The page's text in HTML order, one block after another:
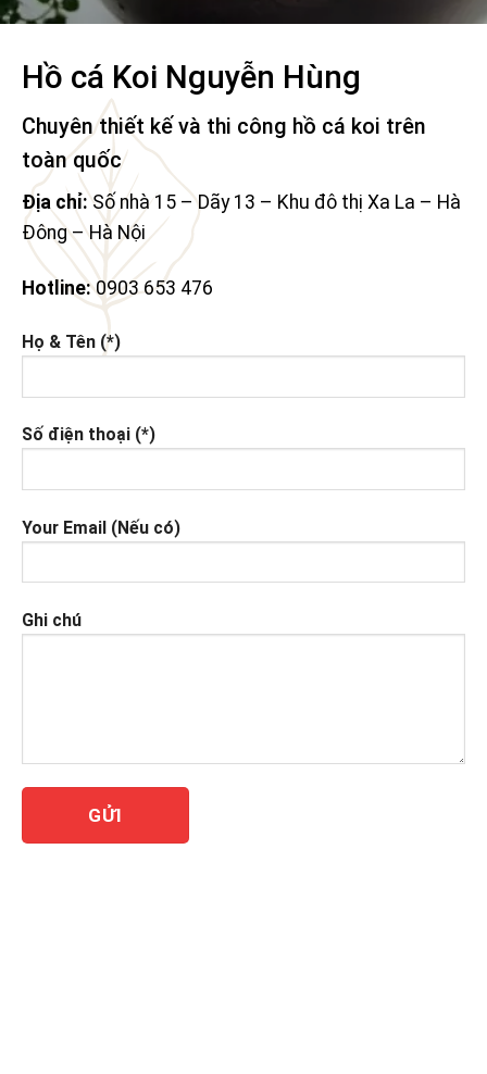
Hồ cá Koi Nguyễn Hùng
Chuyên thiết kế và thi công hồ cá koi trên
toàn quốc
Địa chỉ:Số nhà 15 – Dãy 13 – Khu đô thị Xa La – Hà
Đông – Hà Nội
Hotline:0903 653 476
Họ & Tên (*)
Số điện thoại (*)
Your Email (Nếu có)
Ghi chú